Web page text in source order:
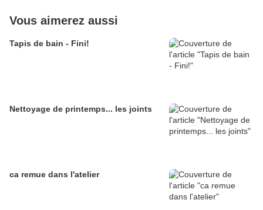
Vous aimerez aussi
Tapis de bain - Fini!
Nettoyage de printemps... les joints
ca remue dans l'atelier